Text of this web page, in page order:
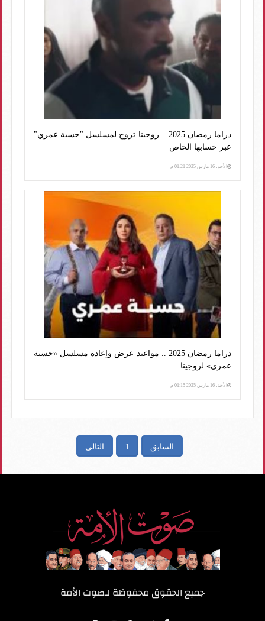
دراما رمضان 2025 .. روجينا تروج لمسلسل "حسبة عمري"
عبر حسابها الخاص
الأحد، 16 مارس 2025 01:21 م
دراما رمضان 2025 .. مواعيد عرض وإعادة مسلسل «حسبة
عمري» لروجينا
الأحد، 16 مارس 2025 01:15 م
السابق 1 التالى
جميع الحقوق محفوظة لـصوت الأمة